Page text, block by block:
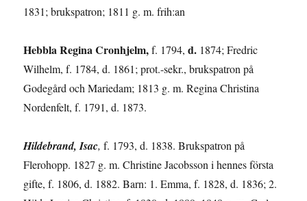
1831; brukspatron; 1811 g. m. frih:an
Hebbla Regina Cronhjelm,f. 1794,d. 1874; Fredric
Wilhelm, f. 1784, d. 1861; prot.-sekr., brukspatron på
Godegård och Mariedam; 1813 g. m. Regina Chri­stina
Nordenfelt, f. 1791, d. 1873.
Hildebrand, Isac,f. 1793, d. 1838. Brukspatron på
Flerohopp. 1827 g. m. Christine Jacobsson i hennes första
gifte, f. 1806, d. 1882. Barn: 1. Emma, f. 1828, d. 1836; 2.